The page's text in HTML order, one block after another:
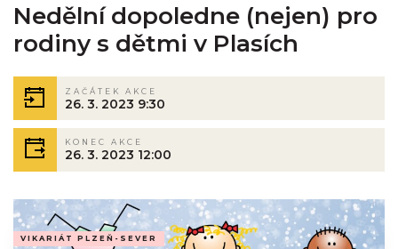
Nedělní dopoledne (nejen) pro
rodiny s dětmi v Plasích
ZAČÁTEK AKCE
26. 3. 2023 9:30
KONEC AKCE
26. 3. 2023 12:00
VIKARIÁT PLZEŇ-SEVER